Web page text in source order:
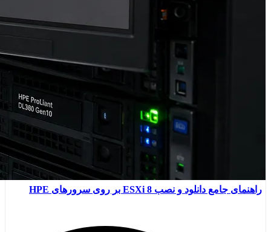
راهنمای جامع دانلود و نصب ESXi 8 بر روی سرورهای HPE